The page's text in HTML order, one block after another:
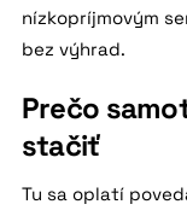
nízkopríjmovým
bez výhrad.
Prečo
stačiť
Tu sa oplatí